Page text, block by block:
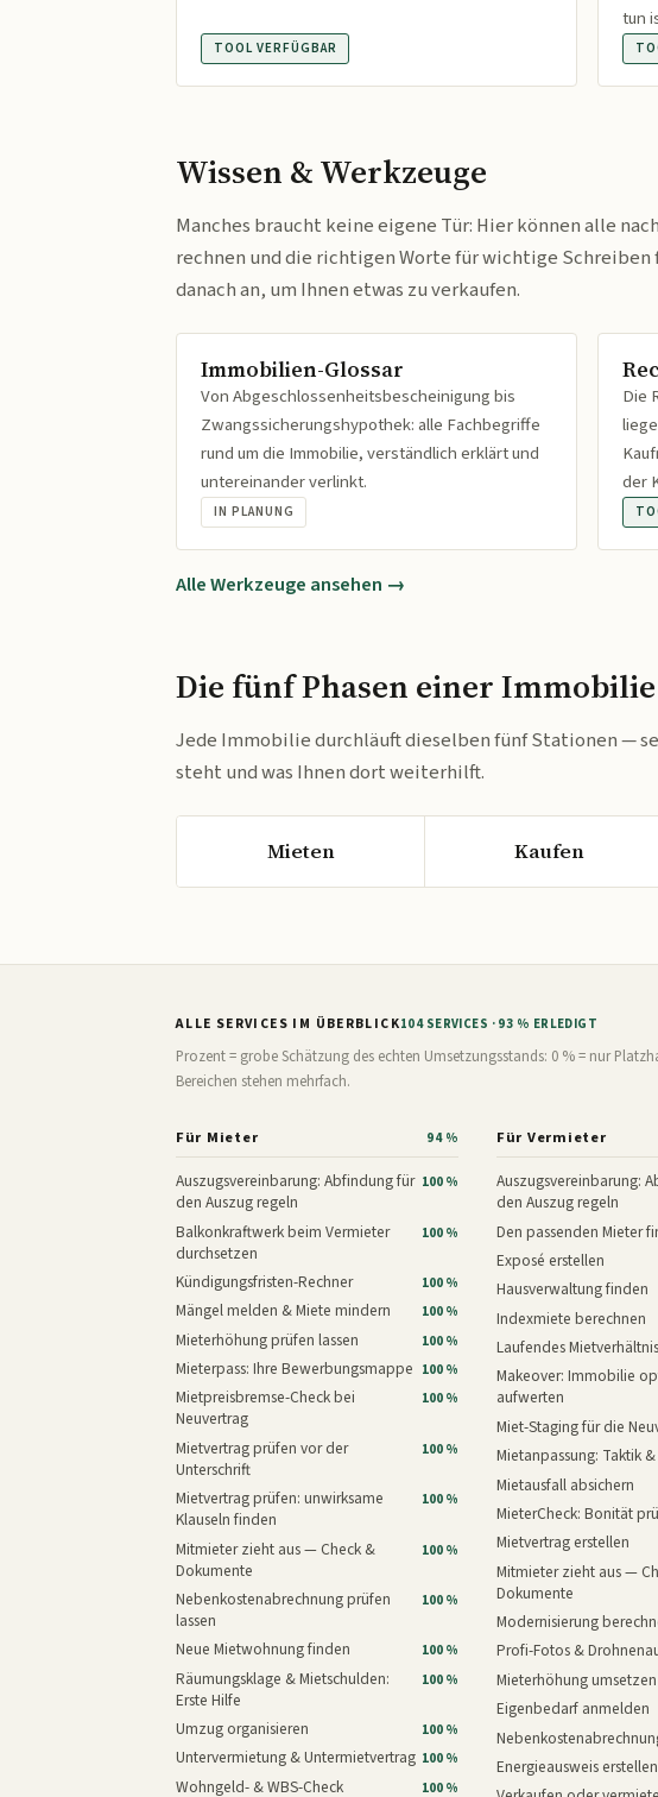
TOOL VERFÜGBAR
tun
Wissen & Werkzeuge
Manches braucht keine eigene Tür: Hier können alle
rechnen und die richtigen Worte für wichtige
danach an, um Ihnen etwas zu verkaufen.
Immobilien-Glossar
Von Abgeschlossenheitsbescheinigung bis
Zwangssicherungshypothek: alle Fachbegriffe
rund um die Immobilie, verständlich erklärt und
untereinander verlinkt.
IN PLANUNG
Die
der
Alle Werkzeuge ansehen →
Die fünf Phasen einer Immobilie
Jede Immobilie durchläuft dieselben fünf Stationen —
steht und was Ihnen dort weiterhilft.
Mieten Kaufen
ALLE SERVICES IM ÜBERBLICK104 SERVICES · 93 % ERLEDIGT
Prozent = grobe Schätzung des echten Umsetzungsstands: 0 % = nur
Bereichen stehen mehrfach.
Für Mieter 94 %
Auszugsvereinbarung: Abfindung für
den Auszug regeln
100 %
Balkonkraftwerk beim Vermieter
durchsetzen
100 %
Kündigungsfristen-Rechner 100 %
Mängel melden & Miete mindern 100 %
Mieterhöhung prüfen lassen 100 %
Mieterpass: Ihre Bewerbungsmappe 100 %
Mietpreisbremse-Check bei
Neuvertrag
100 %
Mietvertrag prüfen vor der
Unterschrift
100 %
Mietvertrag prüfen: unwirksame
Klauseln finden
100 %
Mitmieter zieht aus — Check &
Dokumente
100 %
Nebenkostenabrechnung prüfen
lassen
100 %
Neue Mietwohnung finden 100 %
Räumungsklage & Mietschulden:
Erste Hilfe
100 %
Umzug organisieren 100 %
Untervermietung & Untermietvertrag 100 %
Wohngeld- & WBS-Check 100 %
Für Vermieter
Auszugsvereinbarung:
den Auszug regeln
Den passenden Mieter
Exposé erstellen
Hausverwaltung finden
Indexmiete berechnen
Laufendes
Makeover: Immobilie
aufwerten
Miet-Staging für die
Mietanpassung: Taktik
Mietausfall absichern
MieterCheck: Bonität
Mietvertrag erstellen
Mitmieter zieht aus —
Dokumente
Modernisierung
Profi-Fotos &
Mieterhöhung umsetzen
Eigenbedarf anmelden
Energieausweis erstellen